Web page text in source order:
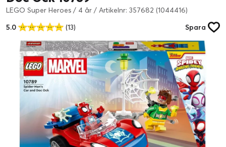
LEGO Super Heroes / 4 år / Artikelnr: 357682 (1044416)
5.0
(13) Spara